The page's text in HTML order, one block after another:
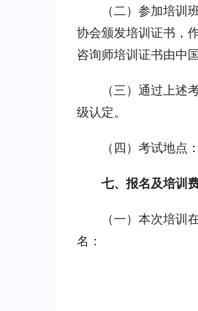
（二）参加培
协会颁发培训证书，
咨询师培训证书由中
（三）通过上
级认定。
（四）考试地点
七、报名及培训
（一）本次培
名：